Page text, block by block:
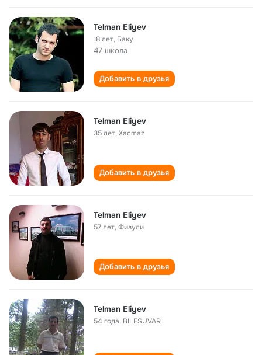
Telman Eliyev
18 лет, Баку
47 школа
Добавить в друзья
Telman Eliyev
35 лет,Xacmaz
Добавить в друзья
Telman Eliyev
57 лет,Физули
Добавить в друзья
Telman Eliyev
54 года, BILESUVAR